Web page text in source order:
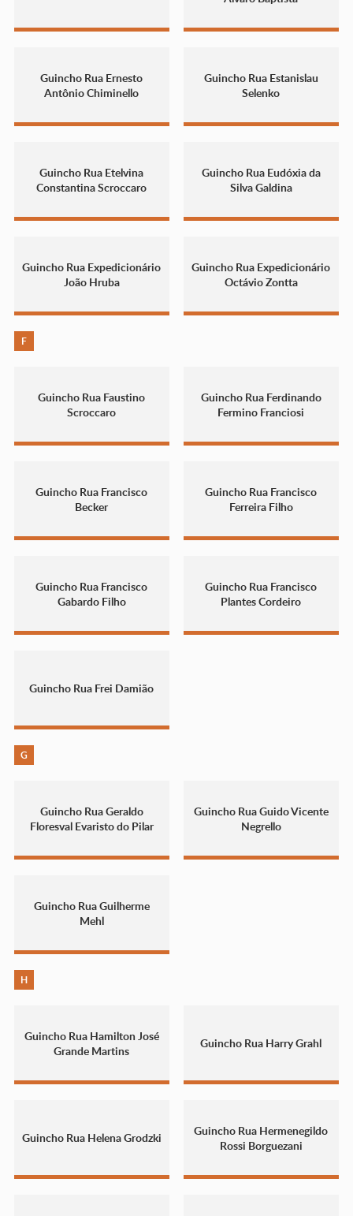
Guincho Rua Ernesto
Antônio Chiminello
Guincho Rua Estanislau
Selenko
Guincho Rua Etelvina
Constantina Scroccaro
Guincho Rua Eudóxia da
Silva Galdina
Guincho Rua Expedicionário
João Hruba
Guincho Rua Expedicionário
Octávio Zontta
F
Guincho Rua Faustino
Scroccaro
Guincho Rua Ferdinando
Fermino Franciosi
Guincho Rua Francisco
Becker
Guincho Rua Francisco
Ferreira Filho
Guincho Rua Francisco
Gabardo Filho
Guincho Rua Francisco
Plantes Cordeiro
Guincho Rua Frei Damião
G
Guincho Rua Geraldo
Floresval Evaristo do Pilar
Guincho Rua Guido Vicente
Negrello
Guincho Rua Guilherme
Mehl
H
Guincho Rua Hamilton José
Grande Martins
Guincho Rua Harry Grahl
Guincho Rua Helena Grodzki
Guincho Rua Hermenegildo
Rossi Borguezani